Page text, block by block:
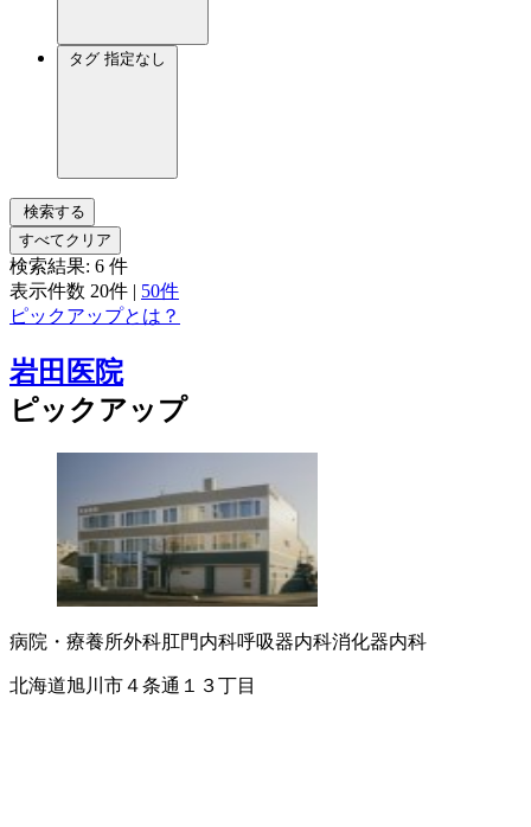
タグ 指定なし
検索する
すべてクリア
検索結果: 6 件
表示件数 20件 | 50件
ピックアップとは？
岩田医院
ピックアップ
病院・療養所外科肛門内科呼吸器内科消化器内科
北海道旭川市４条通１３丁目